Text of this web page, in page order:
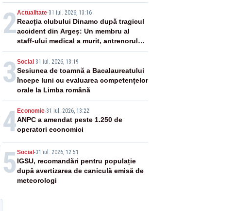
online
2Actualitate-31 iul. 2026, 13:16
Reacția clubului Dinamo după tragicul
accident din Argeș: Un membru al
staff-ului medical a murit, antrenorul
Adrian Ropotan este în spital
3 Social -31 iul. 2026, 13:19
Sesiunea de toamnă a Bacalaureatului
începe luni cu evaluarea competențelor
orale la Limba română
4 Economie-31 iul. 2026, 13:22
ANPC a amendat peste 1.250 de
operatori economici
5 Social -31 iul. 2026, 12:51
IGSU, recomandări pentru populație
după avertizarea de caniculă emisă de
meteorologi